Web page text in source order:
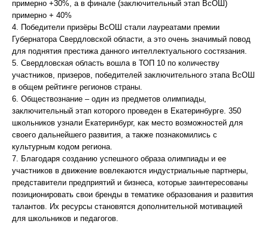
примерно +30%, а в финале (заключительный этап ВсОШ)
примерно + 40%
4. Победители призёры ВсОШ стали лауреатами премии
Губернатора Свердловской области, а это очень значимый повод
для поднятия престижа данного интеллектуального состязания.
5. Свердловская область вошла в ТОП 10 по количеству
участников, призеров, победителей заключительного этапа ВсОШ
в общем рейтинге регионов страны.
6. Обществознание – один из предметов олимпиады,
заключительный этап которого проведен в Екатеринбурге. 350
школьников узнали Екатеринбург, как место возможностей для
своего дальнейшего развития, а также познакомились с
культурным кодом региона.
7. Благодаря созданию успешного образа олимпиады и ее
участников в движение вовлекаются индустриальные партнеры,
представители предприятий и бизнеса, которые заинтересованы
позиционировать свои бренды в тематике образования и развития
талантов. Их ресурсы становятся дополнительной мотивацией
для школьников и педагогов.